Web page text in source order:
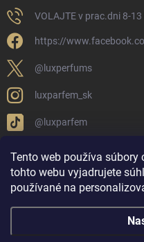
Tento web používa súbory
tohto webu vyjadrujete
používané na
VOLAJTE v prac.dni 8-
https://
@luxperfums
luxparfem_sk
@luxparfem
LUX PARFÉM NOVÁKY
Lux Parfum - Česká